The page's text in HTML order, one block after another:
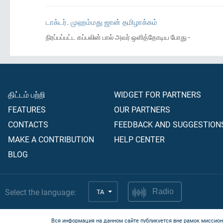
டாக்டர். முஹம்மது ஜான் தமிழாக்கம்
நிரப்பப்பட்ட கப்பலின் பால் அவர் ஒளித்தோடிய போது -
திட்டம் பற்றி
FEATURES
CONTACTS
MAKE A CONTRIBUTION
BLOG
WIDGET FOR PARTNERS
OUR PARTNERS
FEEDBACK AND
HELP CENTER
Select the language: TA Radio
Вся информация на данном сайте публикуется вне рамок